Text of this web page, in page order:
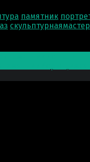
памятник